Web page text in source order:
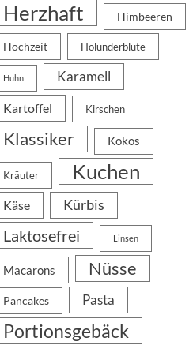
Herzhaft Himbeeren
Hochzeit Holunderblüte
Huhn Karamell
Kartoffel Kirschen
Klassiker Kokos
Kräuter Kuchen
Käse Kürbis
Laktosefrei Linsen
Macarons Nüsse
Pancakes Pasta
Portionsgebäck